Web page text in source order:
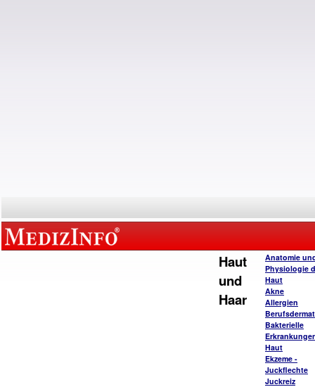
Haut
und
Haar
Anatomie
Physiologie
Haut
Akne
Allergien
Bakterielle
Haut
Ekzeme -
Juckflechte
Juckreiz